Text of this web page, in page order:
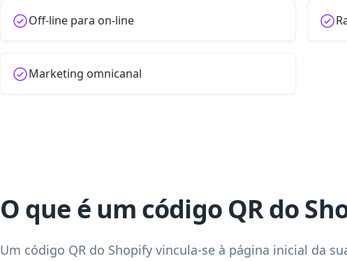
Off-line para on-line
Marketing omnicanal
O que é um código QR do
Um código QR do Shopify vincula-se à página inicial da